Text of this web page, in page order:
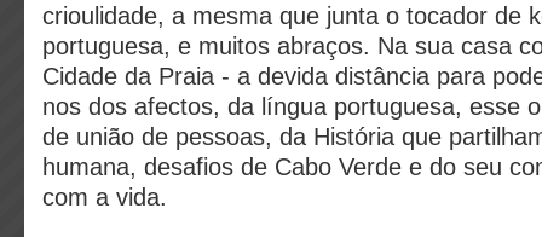
crioulidade, a mesma que junta o tocador de
portuguesa, e muitos abraços. Na sua casa
Cidade da Praia - a devida distância para
nos dos afectos, da língua portuguesa, esse
de união de pessoas, da História que
humana, desafios de Cabo Verde e do seu
com a vida.